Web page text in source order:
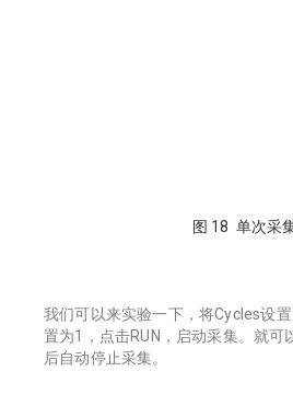
图 18 单次采
我们可以来实验一下，将Cycles设
置为1，点击RUN，启动采集。就可
后自动停止采集。